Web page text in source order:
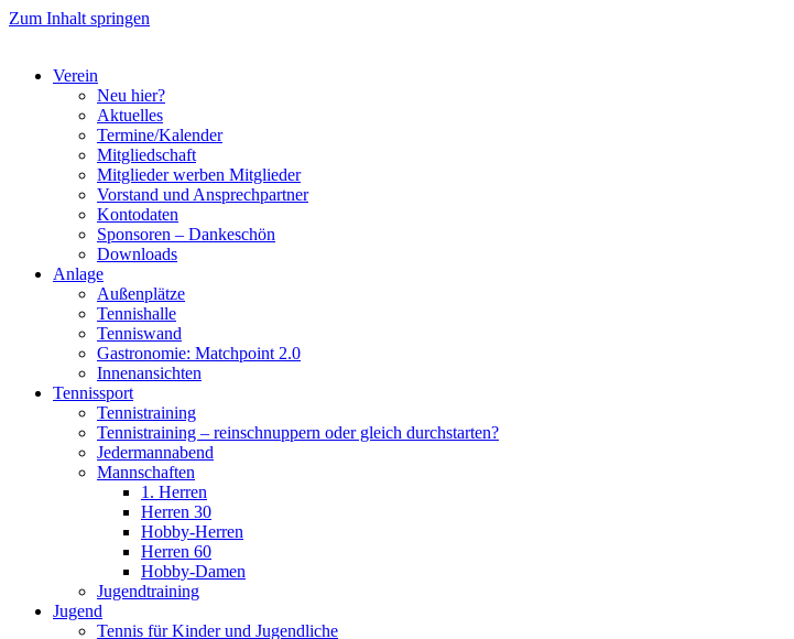
Zum Inhalt springen
Verein
Neu hier?
Aktuelles
Termine/Kalender
Mitgliedschaft
Mitglieder werben Mitglieder
Vorstand und Ansprechpartner
Kontodaten
Sponsoren – Dankeschön
Downloads
Anlage
Außenplätze
Tennishalle
Tenniswand
Gastronomie: Matchpoint 2.0
Innenansichten
Tennissport
Tennistraining
Tennistraining – reinschnuppern oder gleich durchstarten?
Jedermannabend
Mannschaften
1. Herren
Herren 30
Hobby-Herren
Herren 60
Hobby-Damen
Jugendtraining
Jugend
Tennis für Kinder und Jugendliche